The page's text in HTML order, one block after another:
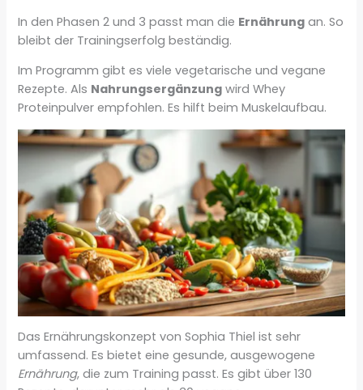
In den Phasen 2 und 3 passt man die Ernährung an. So
bleibt der Trainingserfolg beständig.
Im Programm gibt es viele vegetarische und vegane
Rezepte. Als Nahrungsergänzung wird Whey
Proteinpulver empfohlen. Es hilft beim Muskelaufbau.
Das Ernährungskonzept von Sophia Thiel ist sehr
umfassend. Es bietet eine gesunde, ausgewogene
Ernährung, die zum Training passt. Es gibt über 130